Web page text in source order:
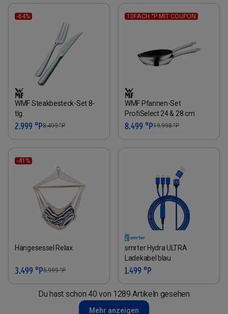
-64%
WMF Steakbesteck-Set 8-
tlg.
2.999 °P8.499°P
10FACH °P MIT COUPON
WMF Pfannen-Set
ProfiSelect 24 & 28 cm
8.499 °P19.998°P
-41%
Hängesessel Relax
3.499 °P5.999°P
smrter Hydra ULTRA
Ladekabel blau
1.499 °P
Du hast schon 40 von 1289 Artikeln gesehen
Mehr anzeigen